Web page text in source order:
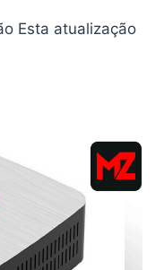
Esta atualização